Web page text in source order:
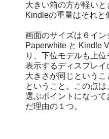
大きい箱の方が軽いと
Kindleの重量はそれと
画面のサイズは６イ
Paperwhite と Kindle
り、下位モデルも上
表示するディスプレ
大きさが同じという
ということ。この点
選ぶポイントになっ
だ理由の１つ。